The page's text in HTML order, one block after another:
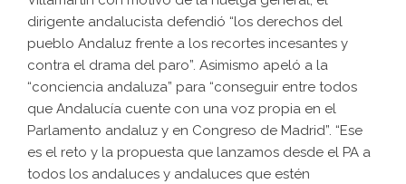
dirigente andalucista defendió “los derechos del
pueblo Andaluz frente a los recortes incesantes y
contra el drama del paro”. Asimismo apeló a la
“conciencia andaluza” para “conseguir entre todos
que Andalucía cuente con una voz propia en el
Parlamento andaluz y en Congreso de Madrid”. “Ese
es el reto y la propuesta que lanzamos desde el PA a
todos los andaluces y andaluces que estén